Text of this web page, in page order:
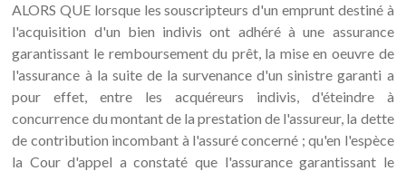
ALORS QUE lorsque les souscripteurs d'un emprunt destiné à
l'acquisition d'un bien indivis ont adhéré à une assurance
garantissant le remboursement du prêt, la mise en oeuvre de
l'assurance à la suite de la survenance d'un sinistre garanti a
pour effet, entre les acquéreurs indivis, d'éteindre à
concurrence du montant de la prestation de l'assureur, la dette
de contribution incombant à l'assuré concerné ; qu'en l'espèce
la Cour d'appel a constaté que l'assurance garantissant le